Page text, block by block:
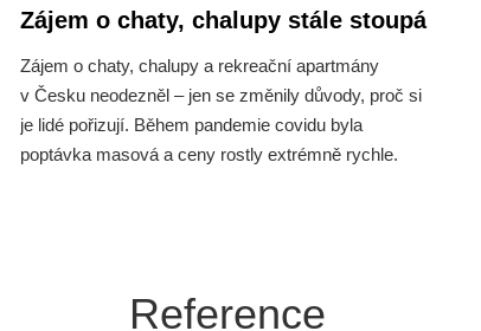
Zájem o chaty, chalupy stále stoupá
Zájem o chaty, chalupy a rekreační apartmány
v Česku neodezněl – jen se změnily důvody, proč si
je lidé pořizují. Během pandemie covidu byla
poptávka masová a ceny rostly extrémně rychle.
nárůst o více než 137 %.Reference